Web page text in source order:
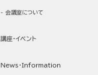
会議室について
講座・イベント
News・Information